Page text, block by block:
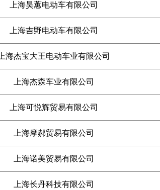
上海昊蕙电动车有限公司
上海吉野电动车有限公司
上海杰宝大王电动车业有限公司
上海杰森车业有限公司
上海可悦辉贸易有限公司
上海摩郝贸易有限公司
上海诺美贸易有限公司
上海长丹科技有限公司